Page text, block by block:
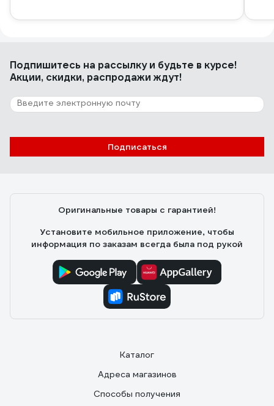
Подпишитесь на рассылкуи будьте в курсе!
Акции, скидки, распродажи ждут!
Подписаться
Оригинальные товары с гарантией!
Установите мобильное приложение, чтобы
информация по заказам всегда была под рукой
Каталог
Адреса магазинов
Способы получения